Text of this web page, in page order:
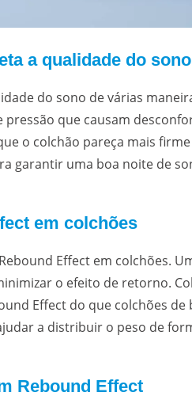
a qualidade do sono
do sono de várias
que causam
o colchão pareça mais
garantir uma boa noite de
em colchões
Effect em colchões.
o efeito de retorno.
Effect do que colchões de
a distribuir o peso de
Rebound Effect